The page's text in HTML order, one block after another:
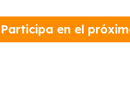
Participa en el